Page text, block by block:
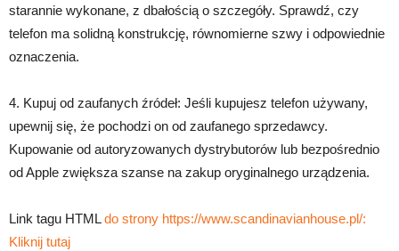
starannie wykonane, z dbałością o szczegóły. Sprawdź, czy
telefon ma solidną konstrukcję, równomierne szwy i odpowiednie
oznaczenia.
4. Kupuj od zaufanych źródeł: Jeśli kupujesz telefon używany,
upewnij się, że pochodzi on od zaufanego sprzedawcy.
Kupowanie od autoryzowanych dystrybutorów lub bezpośrednio
od Apple zwiększa szanse na zakup oryginalnego urządzenia.
Link tagu HTMLdo strony https://www.scandinavianhouse.pl/:
Kliknij tutaj